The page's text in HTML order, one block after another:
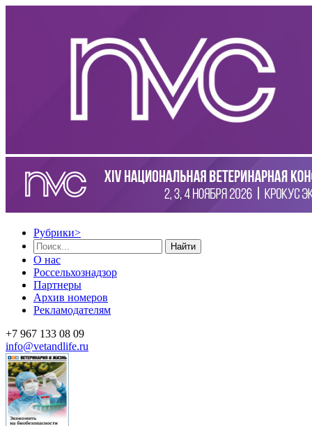
Рубрики>
Найти
О нас
Россельхознадзор
Партнеры
Архив номеров
Рекламодателям
+7 967 133 08 09
info@vetandlife.ru